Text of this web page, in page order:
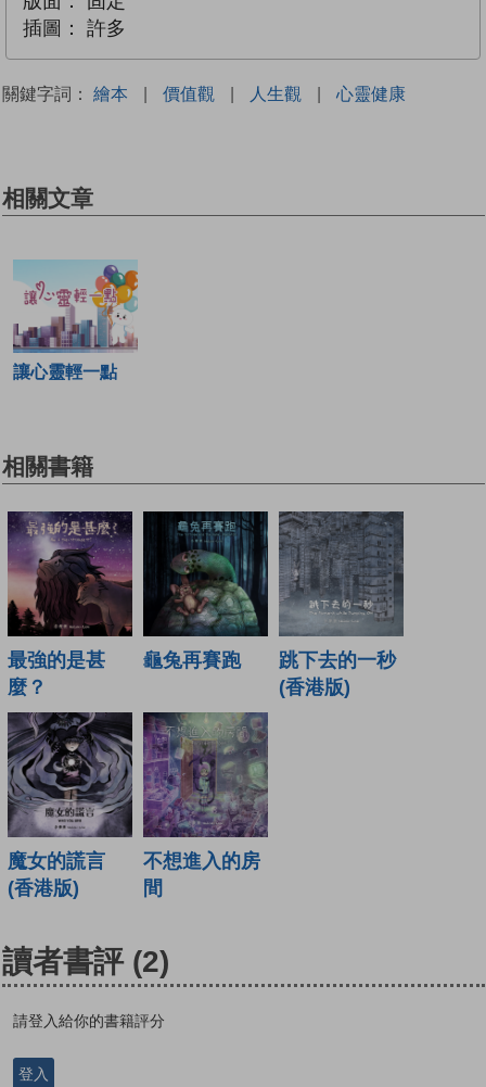
插圖：
許多
關鍵字詞： 繪本 | 價值觀 | 人生觀 | 心靈健康
相關文章
讓心靈輕一點
相關書籍
最強的是甚
麼？
龜兔再賽跑
跳下去的一秒
(香港版)
魔女的謊言
(香港版)
不想進入的房
間
讀者書評 (2)
請登入給你的書籍評分
登入